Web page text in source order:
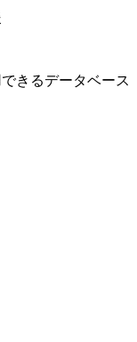
きるデータベース